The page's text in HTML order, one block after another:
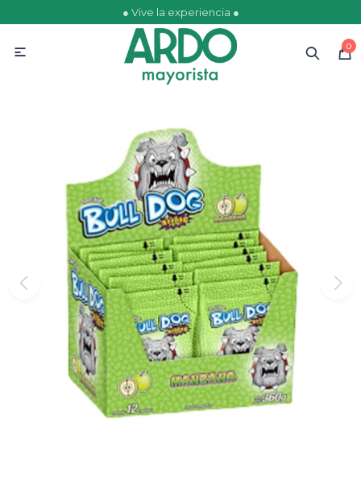
● Vive la experiencia ●
0
 Ofertas Escolares
Comestibles
Papelería
Juguetería